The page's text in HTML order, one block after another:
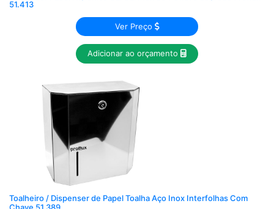
51.413
Ver Preço
Adicionar ao orçamento
Toalheiro / Dispenser de Papel Toalha Aço Inox Interfolhas Com
Chave 51.389